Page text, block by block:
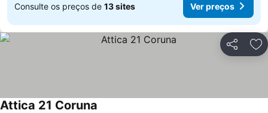
Consulte os preços de 13 sites Ver preços
Partilhar
Attica 21 Coruna